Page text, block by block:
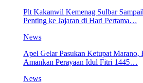
Plt Kakanwil Kemenag Sulbar
Penting ke Jajaran di Hari Pertama…
News
Apel Gelar Pasukan Ketupat Marano,
Amankan Perayaan Idul Fitri 1445…
News